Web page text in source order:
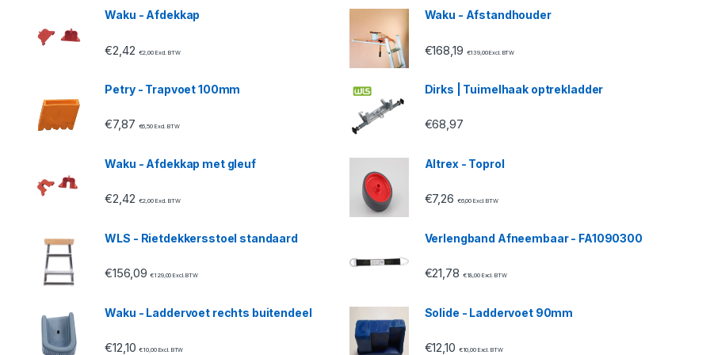
Waku - Afdekkap
€2,42 €2,00Excl. BTW
Petry - Trapvoet 100mm
€7,87 €6,50Excl. BTW
Waku - Afdekkap met gleuf
€2,42 €2,00Excl. BTW
WLS - Rietdekkersstoel standaard
€156,09 €129,00 Excl. BTW
Waku - Laddervoet rechts buitendeel
€12,10 €10,00Excl. BTW
Waku - Afstandhouder
€168,19 €139,00Excl. BTW
Dirks | Tuimelhaak optrekladder
€68,97
Altrex - Toprol
€7,26 €6,00 Excl. BTW
Verlengband Afneembaar - FA1090300
€21,78 €18,00Excl. BTW
Solide - Laddervoet 90mm
€12,10 €10,00Excl. BTW